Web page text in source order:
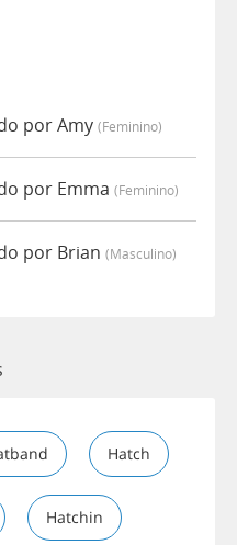
por Amy (feminino)
por Emma (feminino)
por Brian (masculino)
Hatch
Hatchin